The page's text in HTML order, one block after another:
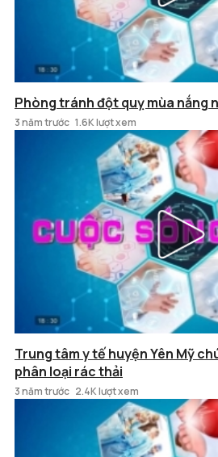
Phòng tránh đột quỵ mùa nắng
3 năm trước 1.6K lượt xem
Trung tâm y tế huyện Yên Mỹ
phân loại rác thải
3 năm trước 2.4K lượt xem